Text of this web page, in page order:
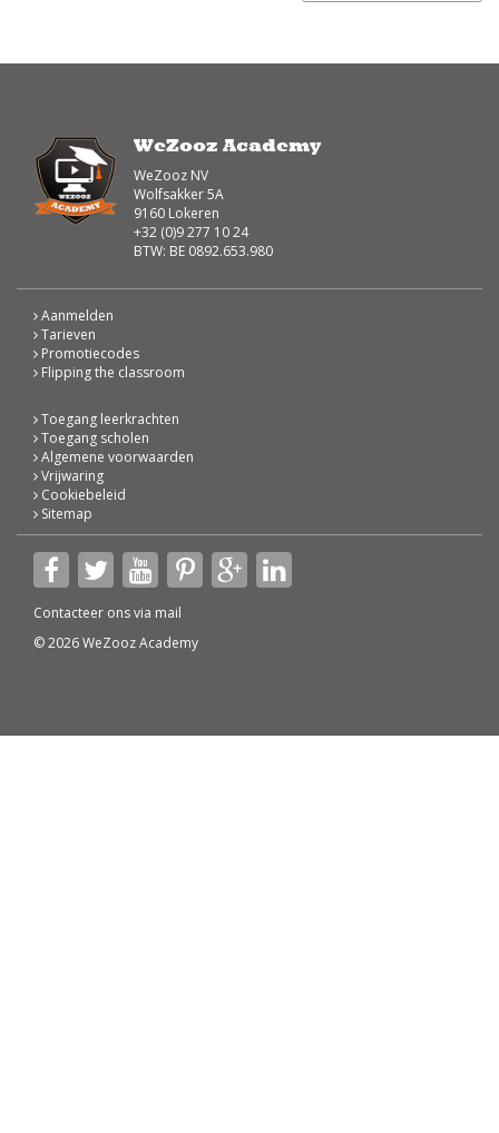
WeZooz Academy
WeZooz NV
Wolfsakker 5A
9160 Lokeren
+32 (0)9 277 10 24
BTW: BE 0892.653.980
Aanmelden
Tarieven
Promotiecodes
Flipping the classroom
Toegang leerkrachten
Toegang scholen
Algemene voorwaarden
Vrijwaring
Cookiebeleid
Sitemap
Contacteer ons via mail
© 2026 WeZooz Academy